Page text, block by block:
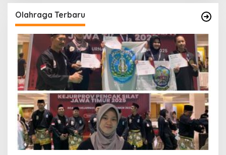
Olahraga Terbaru